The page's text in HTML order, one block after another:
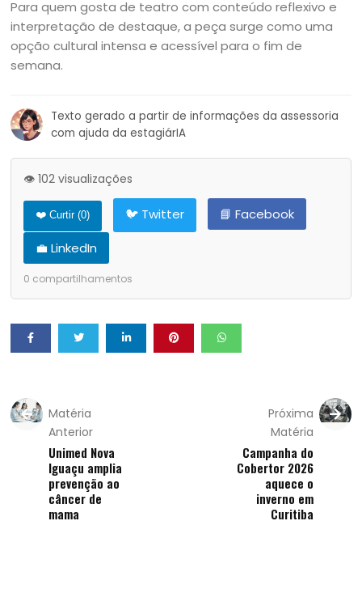
Para quem gosta de teatro com conteúdo reflexivo e
interpretação de destaque, a peça surge como uma
opção cultural intensa e acessível para o fim de
semana.
Texto gerado a partir de informações da assessoria
com ajuda da estagiárIA
👁️ 102 visualizações
❤️ Curtir (0) 🐦 Twitter
📘 Facebook
💼 LinkedIn
0 compartilhamentos
Matéria
Anterior
Unimed Nova
Iguaçu amplia
prevenção ao
câncer de
mama
Próxima
Matéria
Campanha do
Cobertor 2026
aquece o
inverno em
Curitiba